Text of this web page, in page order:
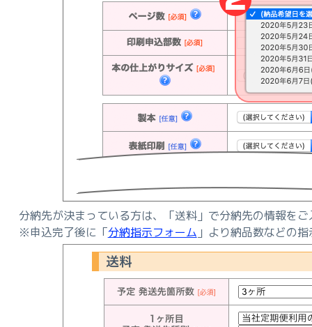
分納先が決まっている方は、「送料」で分納先の情報を
※申込完了後に「分納指示フォーム 」より納品数などの